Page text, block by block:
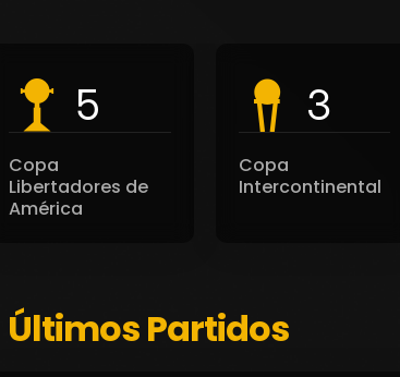
5
Copa
Libertadores de
América
3
Copa
Intercontinental
Últimos Partidos